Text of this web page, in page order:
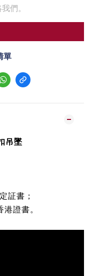
們。
單
吊墜
証書；
證書。